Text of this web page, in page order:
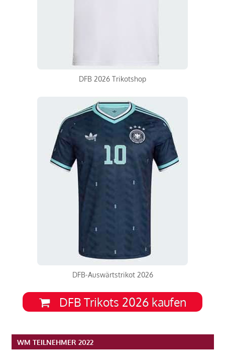
DFB 2026 Trikotshop
DFB-Auswärtstrikot 2026
DFB Trikots 2026 kaufen
WM TEILNEHMER 2022